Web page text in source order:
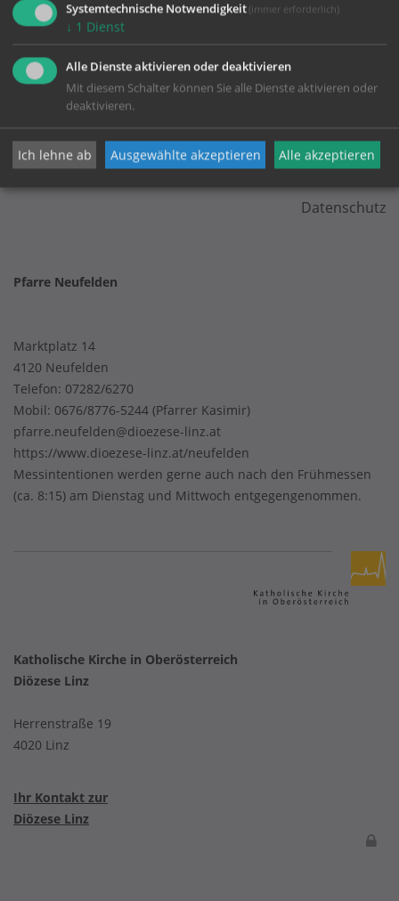
Datenschutz
Pfarre Neufelden
Marktplatz 14
4120 Neufelden
Telefon: 07282/6270
Mobil: 0676/8776-5244 (Pfarrer Kasimir)
pfarre.neufelden@dioezese-linz.at
https://www.dioezese-linz.at/neufelden
Messintentionen werden gerne auch nach den Frühmessen
(ca. 8:15) am Dienstag und Mittwoch entgegengenommen.
Katholische Kirche in Oberösterreich
Diözese Linz
Herrenstraße 19
4020 Linz
Ihr Kontakt zur
Diözese Linz
Systemtechnische Notwendigkeit (immer erforderlich)
↓ 1 Dienst
Alle Dienste aktivieren oder deaktivieren
Mit diesem Schalter können Sie alle Dienste aktivieren oder
deaktivieren.
Ich lehne ab Ausgewählte akzeptieren Alle akzeptieren